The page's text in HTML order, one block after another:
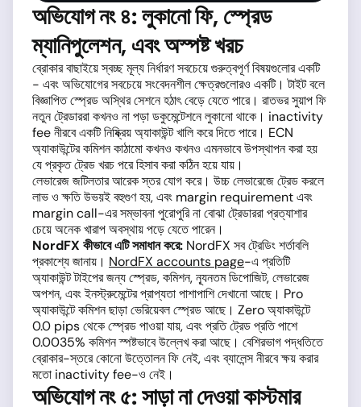
অভিযোগ নং ৪: লুকানো ফি, স্প্রেড
ম্যানিপুলেশন, এবং অস্পষ্ট খরচ
ব্রোকার বাছাইয়ে স্বচ্ছ মূল্য নির্ধারণ সবচেয়ে গুরুত্বপূর্ণ বিষয়গুলোর একটি
- এবং অভিযোগের সবচেয়ে সংবেদনশীল ক্ষেত্রগুলোরও একটি। টাইট বলে
বিজ্ঞাপিত স্প্রেড অস্থির সেশনে হঠাৎ বেড়ে যেতে পারে। রাতভর সুয়াপ ফি
নতুন ট্রেডাররা কখনও না পড়া ডকুমেন্টেশনে লুকানো থাকে। inactivity
fee নীরবে একটি নিষ্ক্রিয় অ্যাকাউন্ট খালি করে দিতে পারে। ECN
অ্যাকাউন্টের কমিশন কাঠামো কখনও কখনও এমনভাবে উপস্থাপন করা হয়
যে প্রকৃত ট্রেড খরচ পরে হিসাব করা কঠিন হয়ে যায়।
লেভারেজ জটিলতার আরেক স্তর যোগ করে। উচ্চ লেভারেজে ট্রেড করলে
লাভ ও ক্ষতি উভয়ই বহুগুণ হয়, এবং margin requirement এবং
margin call-এর সম্ভাবনা পুরোপুরি না বোঝা ট্রেডাররা প্রত্যাশার
চেয়ে অনেক খারাপ অবস্থায় পড়ে যেতে পারেন।
NordFX কীভাবে এটি সমাধান করে: NordFX সব ট্রেডিং শর্তাবলি
প্রকাশ্যে জানায়। NordFX accounts page-এ প্রতিটি
অ্যাকাউন্ট টাইপের জন্য স্প্রেড, কমিশন, ন্যূনতম ডিপোজিট, লেভারেজ
অপশন, এবং ইনস্ট্রুমেন্টের প্রাপ্যতা পাশাপাশি দেখানো আছে। Pro
অ্যাকাউন্টে কমিশন ছাড়া ভেরিয়েবল স্প্রেড আছে। Zero অ্যাকাউন্টে
0.0 pips থেকে স্প্রেড পাওয়া যায়, এবং প্রতি ট্রেড প্রতি পাশে
0.0035% কমিশন স্পষ্টভাবে উল্লেখ করা আছে। বেশিরভাগ পদ্ধতিতে
ব্রোকার-স্তরে কোনো উত্তোলন ফি নেই, এবং ব্যালেন্স নীরবে ক্ষয় করার
মতো inactivity fee-ও নেই।
অভিযোগ নং ৫: সাড়া না দেওয়া কাস্টমার